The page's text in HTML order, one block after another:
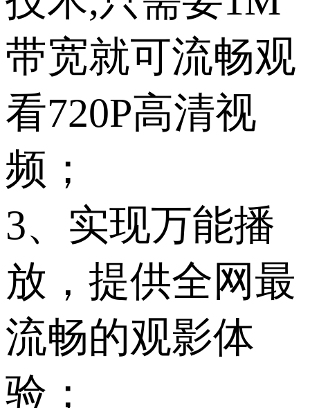
带宽就可流畅观
看720P高清视
频；
3、实现万能播
放，提供全网最
流畅的观影体
验；